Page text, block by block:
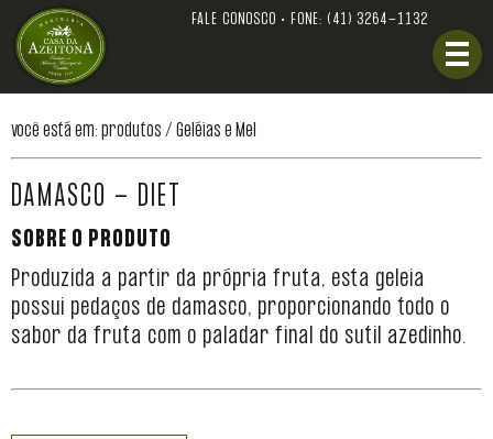
FALE CONOSCO • FONE: (41) 3264-1132
você está em: produtos / Geléias e Mel
DAMASCO - DIET
SOBRE O PRODUTO
Produzida a partir da própria fruta, esta geleia
possui pedaços de damasco, proporcionando todo o
sabor da fruta com o paladar final do sutil azedinho.